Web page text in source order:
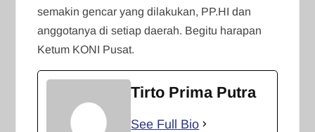
semakin gencar yang dilakukan, PP.HI dan
anggotanya di setiap daerah. Begitu harapan
Ketum KONI Pusat.
Tirto Prima Putra
See Full Bio